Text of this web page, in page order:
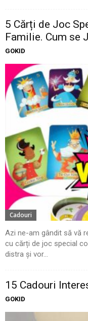
5 Cărți de Joc
Familie. Cum se
GOKID
Cadouri
Azi ne-am gândit să vă
cu cărți de joc special
distra și vor...
15 Cadouri
GOKID